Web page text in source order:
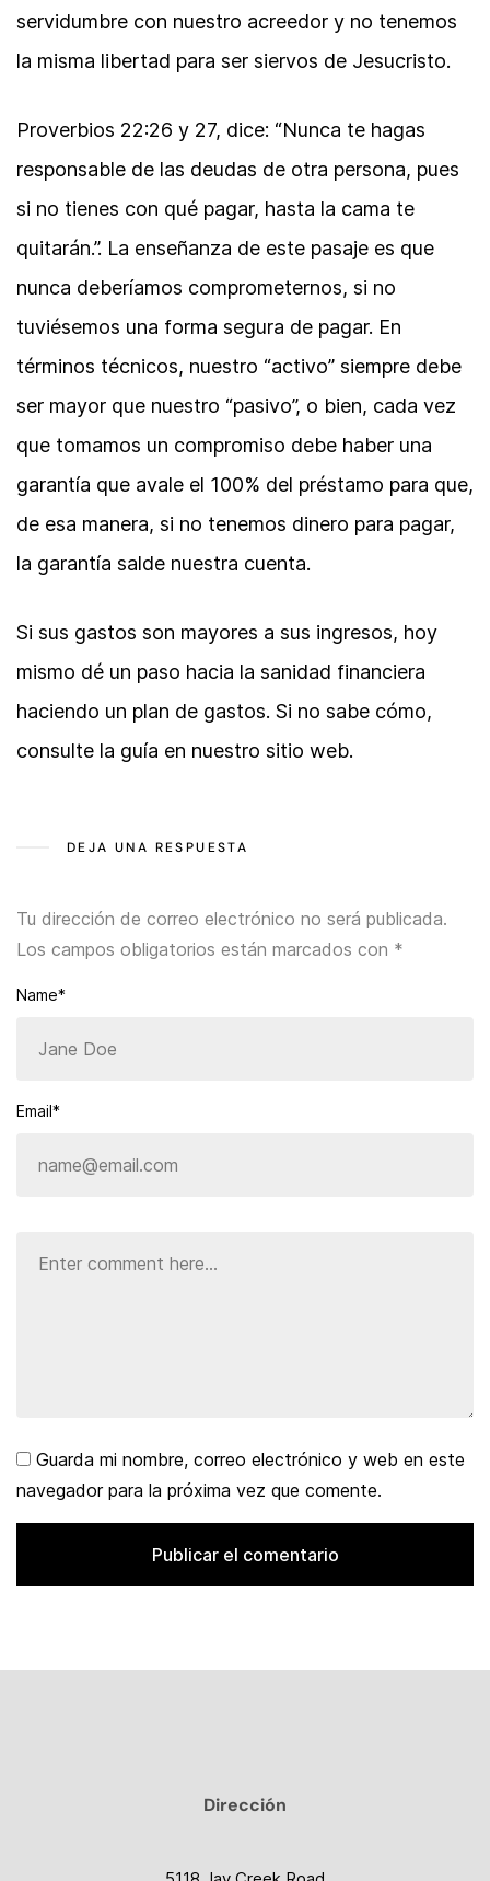
servidumbre con nuestro acreedor y no tenemos
la misma libertad para ser siervos de Jesucristo.
Proverbios 22:26 y 27, dice: “Nunca te hagas
responsable de las deudas de otra persona, pues
si no tienes con qué pagar, hasta la cama te
quitarán.”. La enseñanza de este pasaje es que
nunca deberíamos comprometernos, si no
tuviésemos una forma segura de pagar. En
términos técnicos, nuestro “activo” siempre debe
ser mayor que nuestro “pasivo”, o bien, cada vez
que tomamos un compromiso debe haber una
garantía que avale el 100% del préstamo para que,
de esa manera, si no tenemos dinero para pagar,
la garantía salde nuestra cuenta.
Si sus gastos son mayores a sus ingresos, hoy
mismo dé un paso hacia la sanidad financiera
haciendo un plan de gastos. Si no sabe cómo,
consulte la guía en nuestro sitio web.
DEJA UNA RESPUESTA
Tu dirección de correo electrónico no será publicada.
Los campos obligatorios están marcados con *
Name*
Email*
Guarda mi nombre, correo electrónico y web en este
navegador para la próxima vez que comente.
Dirección